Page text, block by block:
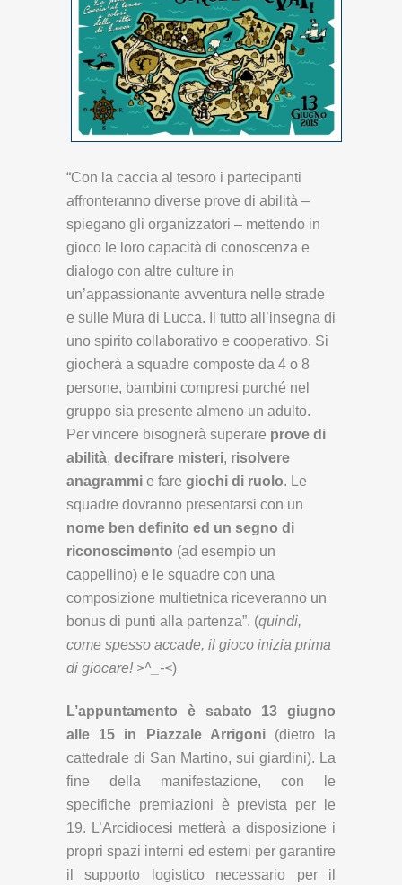
“Con la caccia al tesoro i partecipanti
affronteranno diverse prove di abilità –
spiegano gli organizzatori – mettendo in
gioco le loro capacità di conoscenza e
dialogo con altre culture in
un’appassionante avventura nelle strade
e sulle Mura di Lucca. Il tutto all’insegna di
uno spirito collaborativo e cooperativo. Si
giocherà a squadre composte da 4 o 8
persone, bambini compresi purché nel
gruppo sia presente almeno un adulto.
Per vincere bisognerà superare prove di
abilità, decifrare misteri, risolvere
anagrammi e fare giochi di ruolo. Le
squadre dovranno presentarsi con un
nome ben definito ed un segno di
riconoscimento (ad esempio un
cappellino) e le squadre con una
composizione multietnica riceveranno un
bonus di punti alla partenza”. (quindi,
come spesso accade, il gioco inizia prima
di giocare! >^_-<)
L’appuntamento è sabato 13 giugno
alle 15 in Piazzale Arrigoni(dietro la
cattedrale di San Martino, sui giardini). La
fine della manifestazione, con le
specifiche premiazioni è prevista per le
19. L’Arcidiocesi metterà a disposizione i
propri spazi interni ed esterni per garantire
il supporto logistico necessario per il